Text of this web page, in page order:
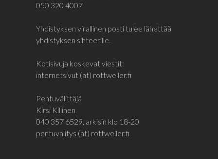
050 320 4007
Yhdistyksen virallinen posti tulee lähettää
yhdistyksen sihteerille.
Kotisivuja koskevat viestit:
internetsivut (at) rottweiler.fi
Pentuvälittäjä
Kirsi Killinen
040 357 6529, arkisin klo 18-20
pentuvalitys (at) rottweiler.fi